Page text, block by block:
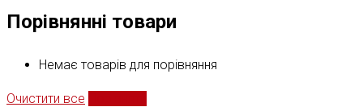
Порівнянні товари
Немає товарів для порівняння
Очистити все